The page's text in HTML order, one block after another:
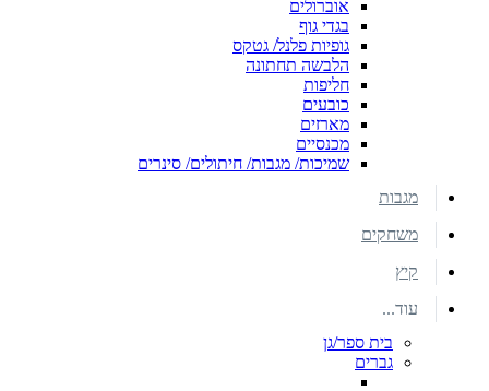
אוברולים
בגדי גוף
גופיות פלנל/ גטקס
הלבשה תחתונה
חליפות
כובעים
מארזים
מכנסיים
שמיכות/ מגבות/ חיתולים/ סינרים
מגבות
משחקים
קיץ
עוד...
בית ספר/גן
גברים